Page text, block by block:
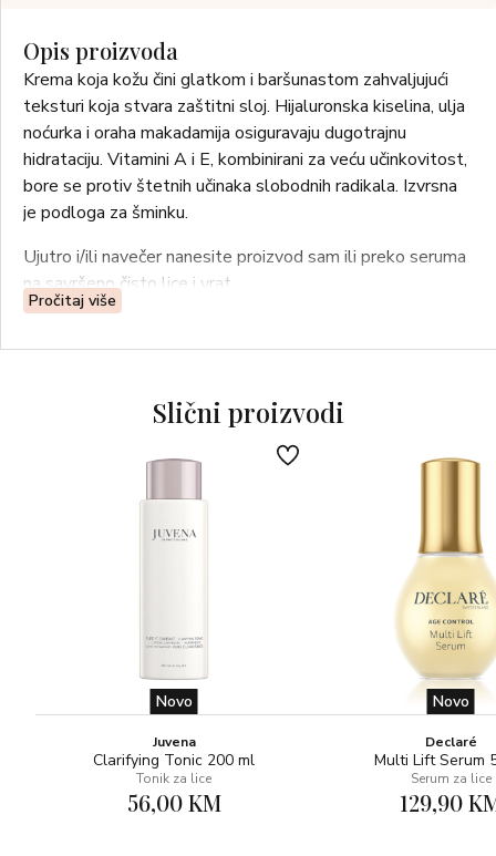
Opis proizvoda
Krema koja kožu čini glatkom i baršunastom zahvaljujući
teksturi koja stvara zaštitni sloj. Hijaluronska kiselina, ulja
noćurka i oraha makadamija osiguravaju dugotrajnu
hidrataciju. Vitamini A i E, kombinirani za veću učinkovitost,
bore se protiv štetnih učinaka slobodnih radikala. Izvrsna
je podloga za šminku.
Ujutro i/ili navečer nanesite proizvod sam ili preko seruma
na savršeno čisto lice i vrat.
Pročitaj više
Slični proizvodi
Novo
Juvena
Clarifying Tonic 200 ml
Tonik za lice
56,00 KM
Novo
Declaré
Multi Lift Serum
Serum za lice
129,90